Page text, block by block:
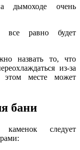
дымоходе очень
все равно будет
назвать то, что
из-за
этом месте может
бани
следует